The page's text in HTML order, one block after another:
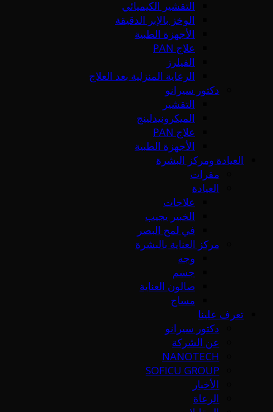
التقشير الكيميائي
الوخز بالإبر الدقيقة
الأجهزة الطبية
علاج PAN
الفيلرز
الرعاية المنزلية بعد العلاج
دكتور سيرانو
التقشير
الميكرونيدلينج
علاج PAN
الأجهزة الطبية
العيادة ومركز البشرة
مقرات
العيادة
علاجات
الخبير يجيب
في لمح البصر
مركز العناية بالبشرة
وجه
جسم
صالون العناية
مساج
تعرف علينا
دكتور سيرانو
عن الشركة
NANOTECH
SOFICU GROUP
الأخبار
الرعاة